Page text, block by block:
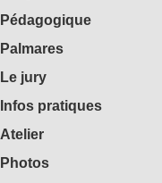
Pédagogique
Palmares
Le jury
Infos pratiques
Atelier
Photos